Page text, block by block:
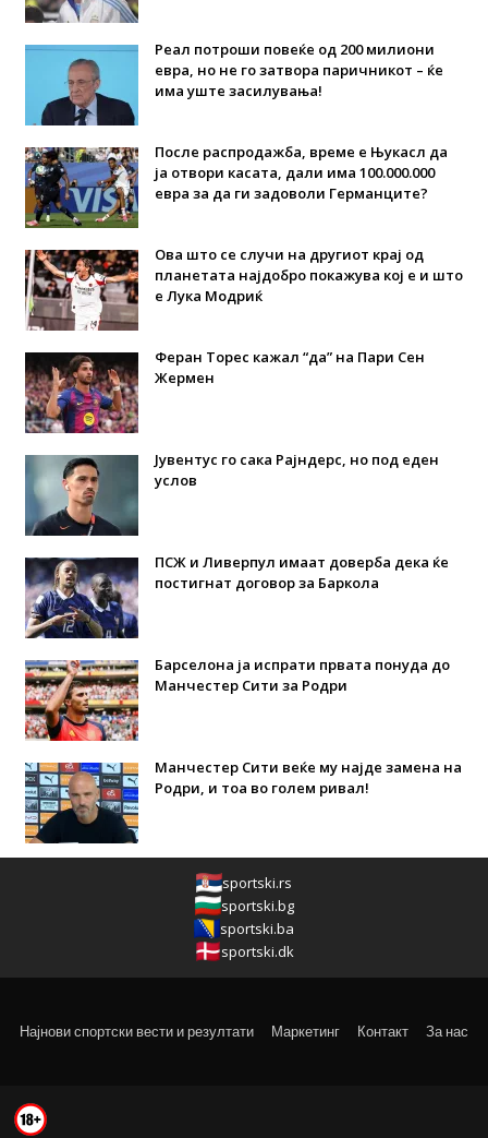
Реал потроши повеќе од 200 милиони
евра, но не го затвора паричникот – ќе
има уште засилувања!
После распродажба, време е Њукасл да
ја отвори касата, дали има 100.000.000
евра за да ги задоволи Германците?
Ова што се случи на другиот крај од
планетата најдобро покажува кој е и што
е Лука Модриќ
Феран Торес кажал “да” на Пари Сен
Жермен
Јувентус го сака Рајндерс, но под еден
услов
ПСЖ и Ливерпул имаат доверба дека ќе
постигнат договор за Баркола
Барселона ја испрати првата понуда до
Манчестер Сити за Родри
Манчестер Сити веќе му најде замена на
Родри, и тоа во голем ривал!
sportski.rs
sportski.bg
sportski.ba
sportski.dk
Најнови спортски вести и резултати Маркетинг Контакт За нас